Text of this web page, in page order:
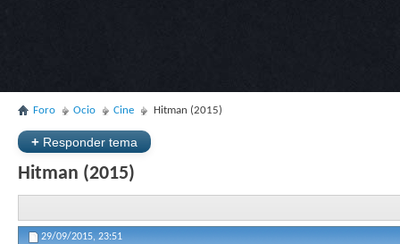
Foro Ocio Cine Hitman (2015)
+ Responder tema
Hitman (2015)
29/09/2015, 23:51